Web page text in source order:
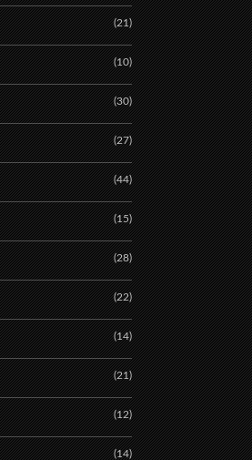
(21)
(10)
(30)
(27)
(44)
(15)
(28)
(22)
(14)
(21)
(12)
(14)